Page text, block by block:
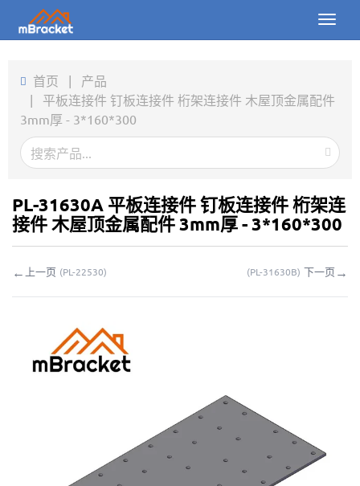
Toggle
产品
新闻
关于我们
下载
在线询价
我的询价
首页 | 产品
| 平板连接件 钉板连接件 桁架连接件 木屋顶金属配件
3mm厚 - 3*160*300
PL-31630A 平板连接件 钉板连接件 桁架连
接件 木屋顶金属配件 3mm厚 - 3*160*300
← 上一页 (PL-22530) (PL-31630B) 下一页 →